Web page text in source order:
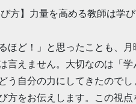
方】力量を高める教師は学
ほど！」と思ったことも、
言えません。大切なのは「
う自分の力にしてきたので
方をお伝えします。この視